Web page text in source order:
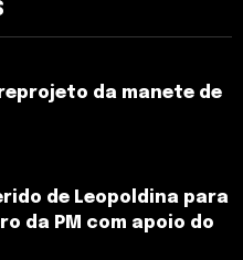
reprojeto da manete de
de Leopoldina para
da PM com apoio do